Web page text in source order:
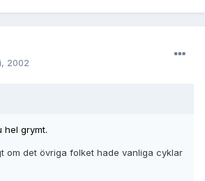
2002
hel grymt.
om det övriga folket hade vanliga cyklar